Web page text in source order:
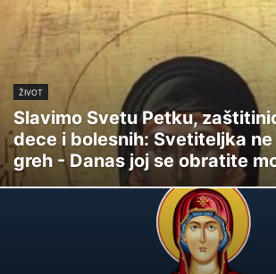
ŽIVOT
Slavimo Svetu Petku,
dece i bolesnih: Svetiteljka
greh - Danas joj se obratite